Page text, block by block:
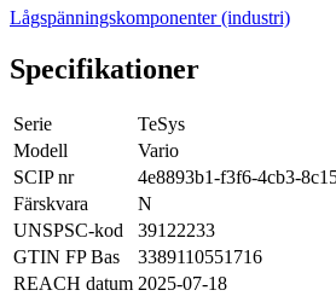
Lågspänningskomponenter (industri)
Specifikationer
Serie
TeSys
Modell
Vario
SCIP nr
4e8893b1-f3f6-4cb3-
Färskvara
N
UNSPSC-kod
39122233
GTIN FP Bas
3389110551716
REACH datum 2025-07-18